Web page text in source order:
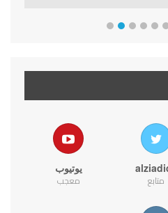
متابع
يوتيوب
معجب